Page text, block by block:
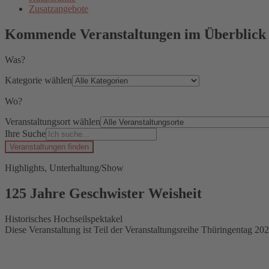
Zusatzangebote
Kommende Veranstaltungen im Überblick
Was?
Kategorie wählen
Wo?
Veranstaltungsort wählen
Ihre Suche
Veranstaltungen finden
Highlights, Unterhaltung/Show
125 Jahre Geschwister Weisheit
Historisches Hochseilspektakel
Diese Veranstaltung ist Teil der Veranstaltungsreihe Thüringentag